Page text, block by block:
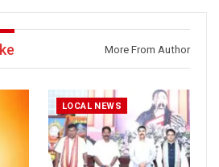
More From Author
LOCAL NEWS